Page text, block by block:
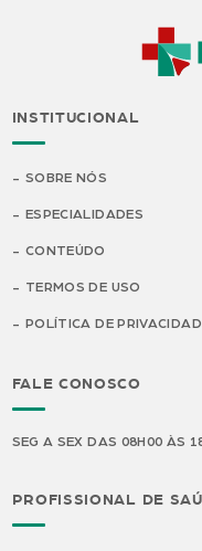
INSTITUCIONAL
SOBRE NÓS
ESPECIALIDADES
CONTEÚDO
TERMOS DE USO
POLÍTICA DE
FALE CONOSCO
SEG A SEX DAS 08H00 ÀS
PROFISSIONAL DE